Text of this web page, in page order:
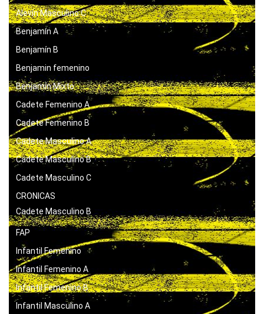
Alevín Masculino C
Benjamín A
Benjamín B
Benjamin femenino
Benjamín Mixto
Cadete Femenino A
Cadete Femenino B
Cadete Masculino A
Cadete Masculino B
Cadete Masculino C
CRONICAS
Cadete Masculino B
FAP
Infantil Femenino
Infantil Femenino A
Infantil Femenino B
Infantil Masculino A